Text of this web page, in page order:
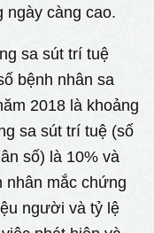
ngày càng cao.
sa sút trí tuệ
bệnh nhân sa
2018 là khoảng
sa sút trí tuệ (số
số) là 10% và
nhân mắc chứng
người và tỷ lệ